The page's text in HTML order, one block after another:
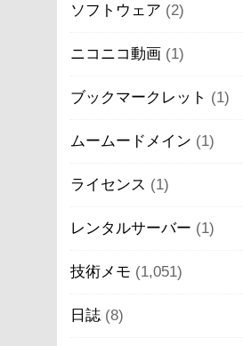
ソフトウェア (2)
ニコニコ動画 (1)
ブックマークレット (1)
ムームードメイン (1)
ライセンス (1)
レンタルサーバー (1)
技術メモ (1,051)
日誌 (8)